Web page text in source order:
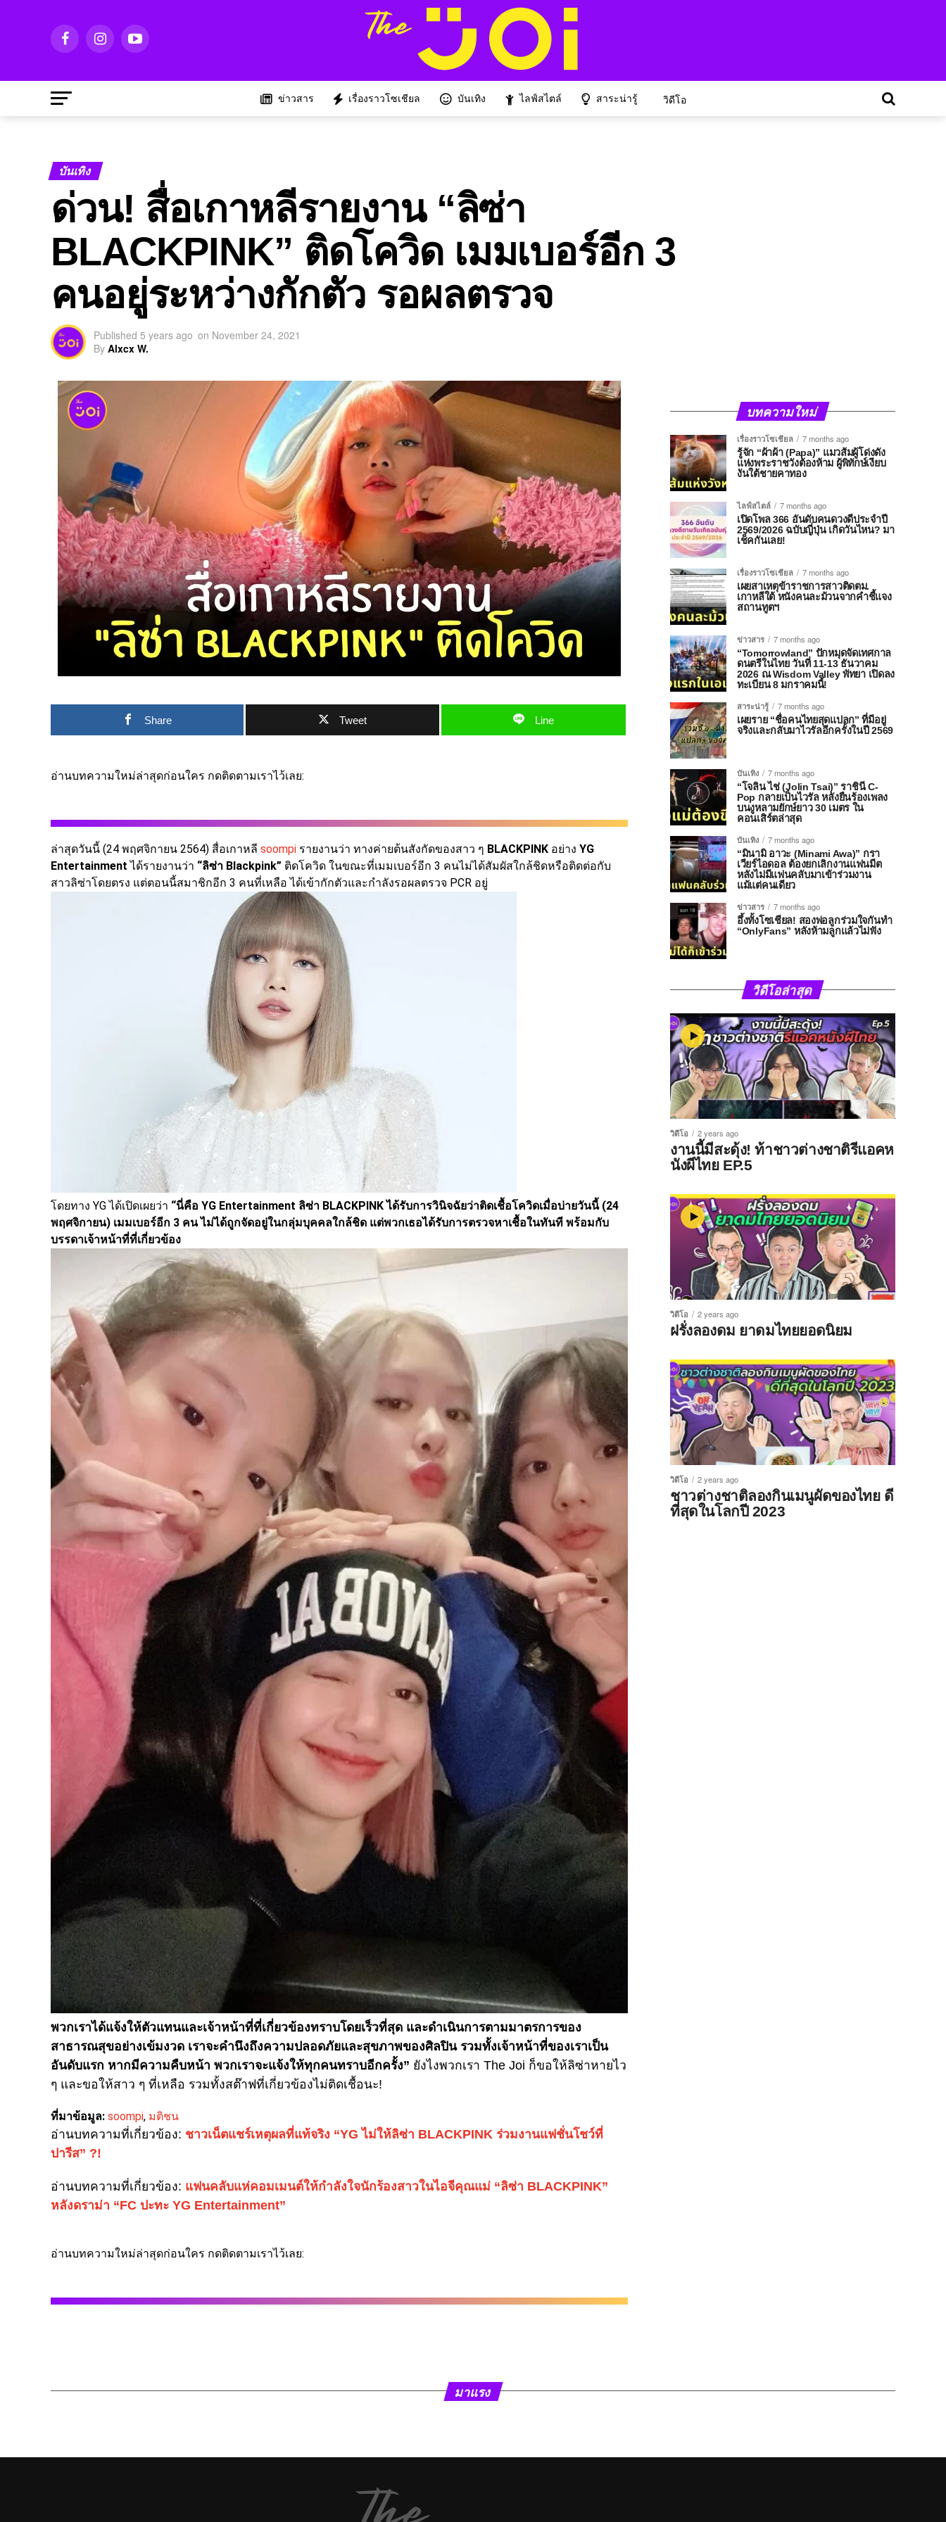
ข่าวสาร เรื่องราวโซเชียล บันเทิง ไลฟ์สไตล์ สาระน่ารู้ วิดีโอ
บันเทิง
ด่วน! สื่อเกาหลีรายงาน “ลิซ่า
BLACKPINK” ติดโควิด เมมเบอร์อีก 3
คนอยู่ระหว่างกักตัว รอผลตรวจ
Published 5 years ago on November 24, 2021
By Alxcx W.
Share Tweet Line
อ่านบทความใหม่ล่าสุดก่อนใคร กดติดตามเราไว้เลย:
ล่าสุดวันนี้ (24 พฤศจิกายน 2564) สื่อเกาหลี soompi รายงานว่า ทางค่ายต้นสังกัดของสาว ๆ BLACKPINK อย่าง YG
Entertainment ได้รายงานว่า “ลิซ่า Blackpink” ติดโควิด ในขณะที่เมมเบอร์อีก 3 คนไม่ได้สัมผัสใกล้ชิดหรือติดต่อกับ
สาวลิซ่าโดยตรง แต่ตอนนี้สมาชิกอีก 3 คนที่เหลือ ได้เข้ากักตัวและกำลังรอผลตรวจ PCR อยู่
โดยทาง YG ได้เปิดเผยว่า “นี่คือ YG Entertainment ลิซ่า BLACKPINK ได้รับการวินิจฉัยว่าติดเชื้อโควิดเมื่อบ่ายวันนี้ (24
พฤศจิกายน) เมมเบอร์อีก 3 คน ไม่ได้ถูกจัดอยู่ในกลุ่มบุคคลใกล้ชิด แต่พวกเธอได้รับการตรวจหาเชื้อในทันที พร้อมกับ
บรรดาเจ้าหน้าที่ที่เกี่ยวข้อง
พวกเราได้แจ้งให้ตัวแทนและเจ้าหน้าที่ที่เกี่ยวข้องทราบโดยเร็วที่สุด และดำเนินการตามมาตรการของ
สาธารณสุขอย่างเข้มงวด เราจะคำนึงถึงความปลอดภัยและสุขภาพของศิลปิน รวมทั้งเจ้าหน้าที่ของเราเป็น
อันดับแรก หากมีความคืบหน้า พวกเราจะแจ้งให้ทุกคนทราบอีกครั้ง” ยังไงพวกเรา The Joi ก็ขอให้ลิซ่าหายไว
ๆ และขอให้สาว ๆ ที่เหลือ รวมทั้งสต๊าฟที่เกี่ยวข้องไม่ติดเชื้อนะ!
ที่มาข้อมูล: soompi, มติชน
อ่านบทความที่เกี่ยวข้อง: ชาวเน็ตแชร์เหตุผลที่แท้จริง “YG ไม่ให้ลิซ่า BLACKPINK ร่วมงานแฟชั่นโชว์ที่
ปารีส” ?!
อ่านบทความที่เกี่ยวข้อง: แฟนคลับแห่คอมเมนต์ให้กำลังใจนักร้องสาวในไอจีคุณแม่ “ลิซ่า BLACKPINK”
หลังดราม่า “FC ปะทะ YG Entertainment”
อ่านบทความใหม่ล่าสุดก่อนใคร กดติดตามเราไว้เลย:
บทความใหม่
เรื่องราวโซเชียล
7 months ago
รู้จัก “ผ้าผ้า (Papa)” แมวส้มผู้โด่งดัง
แห่งพระราชวังต้องห้าม ผู้พิทักษ์เงียบ
งันใต้ชายคาทอง
ไลฟ์สไตล์
7 months ago
เปิดโพล 366 อันดับคนดวงดีประจำปี
2569/2026 ฉบับญี่ปุ่น เกิดวันไหน? มา
เช็คกันเลย!
เรื่องราวโซเชียล
7 months ago
เผยสาเหตุข้าราชการสาวติดตม.
เกาหลีใต้ หนังคนละม้วนจากคำชี้แจง
สถานทูตฯ
ข่าวสาร
7 months ago
“Tomorrowland” ปักหมุดจัดเทศกาล
ดนตรีในไทย วันที่ 11-13 ธันวาคม
2026 ณ Wisdom Valley พัทยา เปิดลง
ทะเบียน 8 มกราคมนี้!
สาระน่ารู้
7 months ago
เผยราย “ชื่อคนไทยสุดแปลก” ที่มีอยู่
จริงและกลับมาไวรัลอีกครั้งในปี 2569
บันเทิง
7 months ago
“โจลิน ไช่ (Jolin Tsai)” ราชินี C-
Pop กลายเป็นไวรัล หลังยืนร้องเพลง
บนงูหลามยักษ์ยาว 30 เมตร ใน
คอนเสิร์ตล่าสุด
บันเทิง
7 months ago
“มินามิ อาวะ (Minami Awa)” กรา
เวียร์ไอดอล ต้องยกเลิกงานแฟนมีต
หลังไม่มีแฟนคลับมาเข้าร่วมงาน
แม้แต่คนเดียว
ข่าวสาร
7 months ago
อึ้งทั้งโซเชียล! สองพ่อลูกร่วมใจกันทำ
“OnlyFans” หลังห้ามลูกแล้วไม่ฟัง
วิดีโอล่าสุด
วิดีโอ 2 years ago
งานนี้มีสะดุ้ง! ท้าชาวต่างชาติรีแอคห
นังผีไทย EP.5
วิดีโอ 2 years ago
ฝรั่งลองดม ยาดมไทยยอดนิยม
วิดีโอ 2 years ago
ชาวต่างชาติลองกินเมนูผัดของไทย ดี
ที่สุดในโลกปี 2023
มาแรง